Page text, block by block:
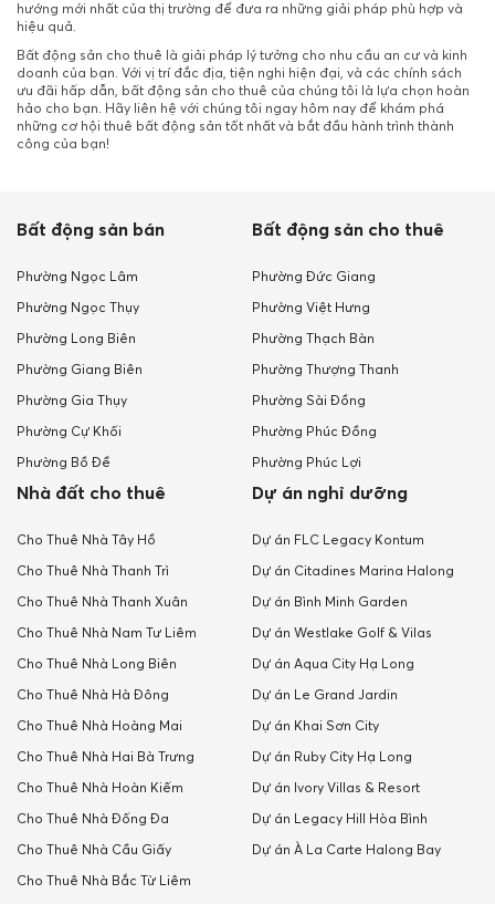
hướng mới nhất của thị trường để đưa ra những giải pháp phù hợp và
hiệu quả.
Bất động sản cho thuê là giải pháp lý tưởng cho nhu cầu an cư và kinh
doanh của bạn. Với vị trí đắc địa, tiện nghi hiện đại, và các chính sách
ưu đãi hấp dẫn, bất động sản cho thuê của chúng tôi là lựa chọn hoàn
hảo cho bạn. Hãy liên hệ với chúng tôi ngay hôm nay để khám phá
những cơ hội thuê bất động sản tốt nhất và bắt đầu hành trình thành
công của bạn!
Bất động sản bán
Phường Ngọc Lâm
Phường Ngọc Thụy
Phường Long Biên
Phường Giang Biên
Phường Gia Thụy
Phường Cự Khối
Phường Bồ Đề
Bất động sản cho thuê
Phường Đức Giang
Phường Việt Hưng
Phường Thạch Bàn
Phường Thượng Thanh
Phường Sài Đồng
Phường Phúc Đồng
Phường Phúc Lợi
Nhà đất cho thuê
Cho Thuê Nhà Tây Hồ
Cho Thuê Nhà Thanh Trì
Cho Thuê Nhà Thanh Xuân
Cho Thuê Nhà Nam Tư Liêm
Cho Thuê Nhà Long Biên
Cho Thuê Nhà Hà Đông
Cho Thuê Nhà Hoàng Mai
Cho Thuê Nhà Hai Bà Trưng
Cho Thuê Nhà Hoàn Kiếm
Cho Thuê Nhà Đống Đa
Cho Thuê Nhà Cầu Giấy
Cho Thuê Nhà Bắc Từ Liêm
Dự án nghỉ dưỡng
Dự án FLC Legacy Kontum
Dự án Citadines Marina Halong
Dự án Bình Minh Garden
Dự án Westlake Golf & Vilas
Dự án Aqua City Hạ Long
Dự án Le Grand Jardin
Dự án Khai Sơn City
Dự án Ruby City Hạ Long
Dự án Ivory Villas & Resort
Dự án Legacy Hill Hòa Bình
Dự án À La Carte Halong Bay